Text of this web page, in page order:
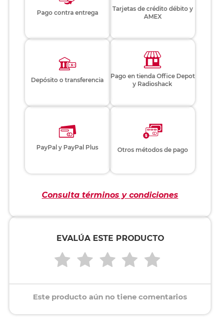
Pago contra entrega
Tarjetas de crédito débito y
AMEX
Depósito o transferencia
Pago en tienda Office Depot
y Radioshack
PayPal y PayPal Plus Otros métodos de pago
Consulta términos y condiciones
EVALÚA ESTE PRODUCTO
Este producto aún no tiene comentarios